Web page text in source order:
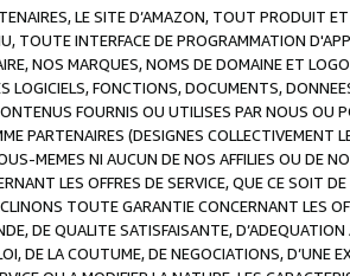
LE SITE D’AMAZON, TOUT PRODUIT
TOUTE INTERFACE DE PROGRAMMATION
NOS MARQUES, NOMS DE DOMAINE ET
LOGICIELS, FONCTIONS, DOCUMENTS,
FOURNIS OU UTILISES PAR NOUS OU
PARTENAIRES (DESIGNES COLLECTIVEMENT
MEMES NI AUCUN DE NOS AFFILIES OU DE
LES OFFRES DE SERVICE, QUE CE SOIT
TOUTE GARANTIE CONCERNANT LES
DE QUALITE SATISFAISANTE,
DE LA COUTUME, DE NEGOCIATIONS, D’UNE